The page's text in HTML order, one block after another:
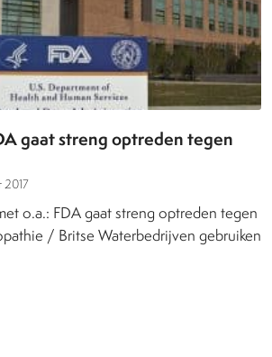
gaat streng optreden tegen
2017
o.a.: FDA gaat streng optreden tegen
/ Britse Waterbedrijven gebruiken